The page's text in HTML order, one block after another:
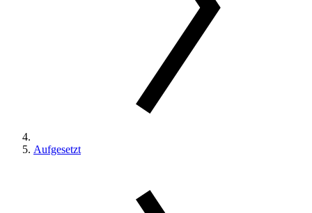
Aufgesetzt